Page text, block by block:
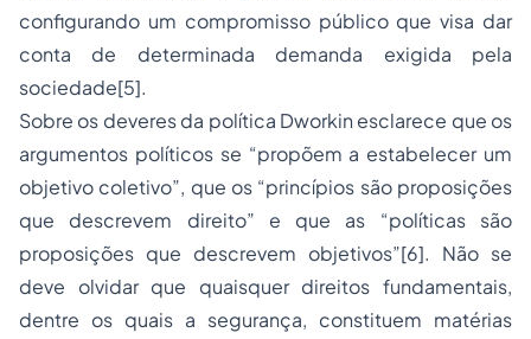
configurando um compromisso público que visa dar
conta de determinada demanda exigida pela
sociedade[5].
Sobre os deveres da política Dworkin esclarece que os
argumentos políticos se “propõem a estabelecer um
objetivo coletivo”, que os “princípios são proposições
que descrevem direito” e que as “políticas são
proposições que descrevem objetivos”[6]. Não se
deve olvidar que quaisquer direitos fundamentais,
dentre os quais a segurança, constituem matérias